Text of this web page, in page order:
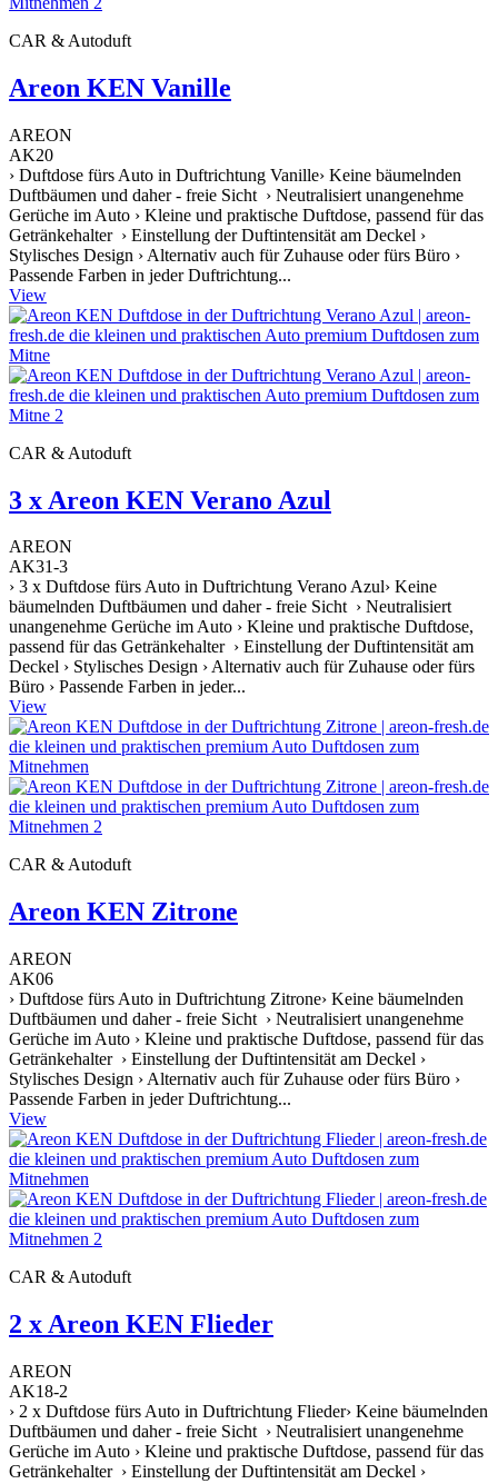
CAR & Autoduft
Areon KEN Vanille
AREON
AK20
› Duftdose fürs Auto in Duftrichtung Vanille› Keine bäumelnden
Duftbäumen und daher - freie Sicht › Neutralisiert unangenehme
Gerüche im Auto › Kleine und praktische Duftdose, passend für das
Getränkehalter › Einstellung der Duftintensität am Deckel ›
Stylisches Design › Alternativ auch für Zuhause oder fürs Büro ›
Passende Farben in jeder Duftrichtung...
View
CAR & Autoduft
3 x Areon KEN Verano Azul
AREON
AK31-3
› 3 x Duftdose fürs Auto in Duftrichtung Verano Azul› Keine
bäumelnden Duftbäumen und daher - freie Sicht › Neutralisiert
unangenehme Gerüche im Auto › Kleine und praktische Duftdose,
passend für das Getränkehalter › Einstellung der Duftintensität am
Deckel › Stylisches Design › Alternativ auch für Zuhause oder fürs
Büro › Passende Farben in jeder...
View
CAR & Autoduft
Areon KEN Zitrone
AREON
AK06
› Duftdose fürs Auto in Duftrichtung Zitrone› Keine bäumelnden
Duftbäumen und daher - freie Sicht › Neutralisiert unangenehme
Gerüche im Auto › Kleine und praktische Duftdose, passend für das
Getränkehalter › Einstellung der Duftintensität am Deckel ›
Stylisches Design › Alternativ auch für Zuhause oder fürs Büro ›
Passende Farben in jeder Duftrichtung...
View
CAR & Autoduft
2 x Areon KEN Flieder
AREON
AK18-2
› 2 x Duftdose fürs Auto in Duftrichtung Flieder› Keine bäumelnden
Duftbäumen und daher - freie Sicht › Neutralisiert unangenehme
Gerüche im Auto › Kleine und praktische Duftdose, passend für das
Getränkehalter › Einstellung der Duftintensität am Deckel ›